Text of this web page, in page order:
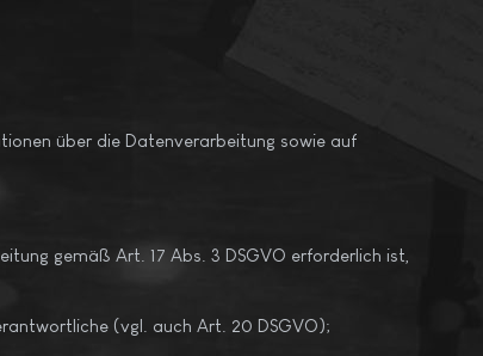
über die Datenverarbeitung sowie auf
gemäß Art. 17 Abs. 3 DSGVO erforderlich ist,
(vgl. auch Art. 20 DSGVO);